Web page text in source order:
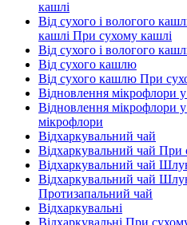
кашлі
Від сухого і вологого
кашлі При сухому кашлі
Від сухого і вологого
Від сухого кашлю
Від сухого кашлю При
Відновлення мікрофлори у
Відновлення мікрофлори
мікрофлори
Відхаркувальний чай
Відхаркувальний чай При
Відхаркувальний чай
Відхаркувальний чай
Протизапальний чай
Відхаркувальні
Відхаркувальні При